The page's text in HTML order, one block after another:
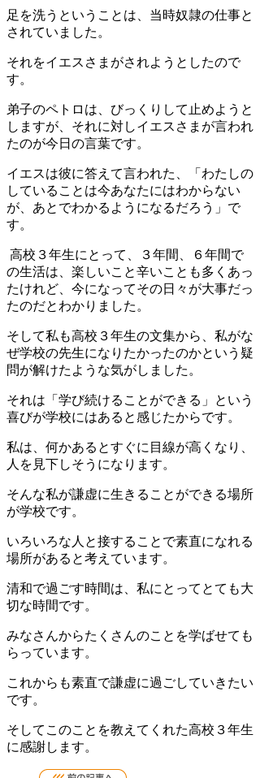
足を洗うということは、当時奴隷の仕事と
されていました。
それをイエスさまがされようとしたので
す。
弟子のペトロは、びっくりして止めようと
しますが、それに対しイエスさまが言われ
たのが今日の言葉です。
イエスは彼に答えて言われた、「わたしの
していることは今あなたにはわからない
が、あとでわかるようになるだろう」で
す。
高校３年生にとって、３年間、６年間で
の生活は、楽しいこと辛いことも多くあっ
たけれど、今になってその日々が大事だっ
たのだとわかりました。
そして私も高校３年生の文集から、私がな
ぜ学校の先生になりたかったのかという疑
問が解けたような気がしました。
それは「学び続けることができる」という
喜びが学校にはあると感じたからです。
私は、何かあるとすぐに目線が高くなり、
人を見下しそうになります。
そんな私が謙虚に生きることができる場所
が学校です。
いろいろな人と接することで素直になれる
場所があると考えています。
清和で過ごす時間は、私にとってとても大
切な時間です。
みなさんからたくさんのことを学ばせても
らっています。
これからも素直で謙虚に過ごしていきたい
です。
そしてこのことを教えてくれた高校３年生
に感謝します。